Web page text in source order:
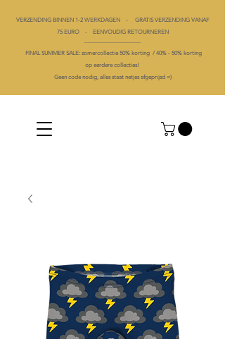
VERZENDING BINNEN 1-2 WERKDAGEN - GRATIS VERZENDING VANAF
75 EURO - EENVOUDIG RETOURNEREN
----------------------------------------
FINAL SUMMER SALE: zomercollectie 50% korting / 40% - 50% korting
op eerdere collecties!
Geen code nodig, alles staat netjes afgeprijsd =)